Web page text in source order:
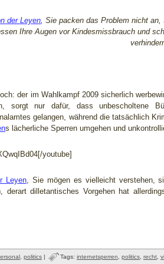
der Leyen, Sie packen das Problem nicht
Ihre Augen vor Kindesmissbrauch und
der im Wahlkampf 2009 sicherlich
sorgt nur dafür, dass unbescholtene
gelangen, während die tatsächlich
s lächerliche Sperren umgehen und
youtube]
Leyen, Sie mögen es vielleicht verstehen,
derart dilletantisches Vorgehen hat
politics | Tags: internetsperren politics recht